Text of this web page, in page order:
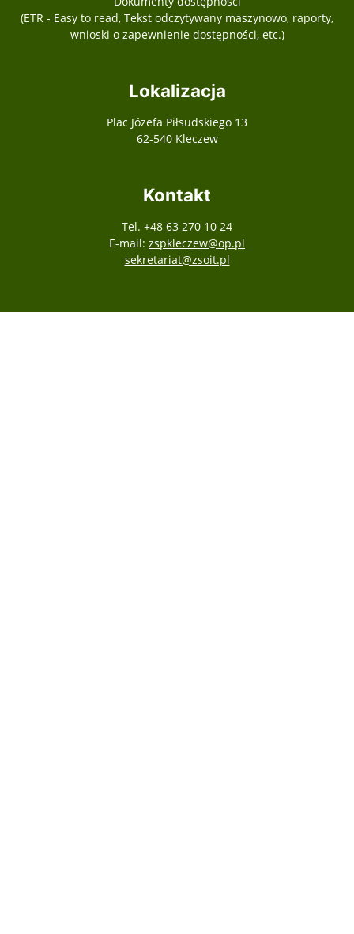
(ETR - Easy to read, Tekst odczytywany maszynowo, raporty,
wnioski o zapewnienie dostępności, etc.)
Lokalizacja
Plac Józefa Piłsudskiego 13
62-540 Kleczew
Kontakt
Tel. +48 63 270 10 24
E-mail: zspkleczew@op.pl
sekretariat@zsoit.pl